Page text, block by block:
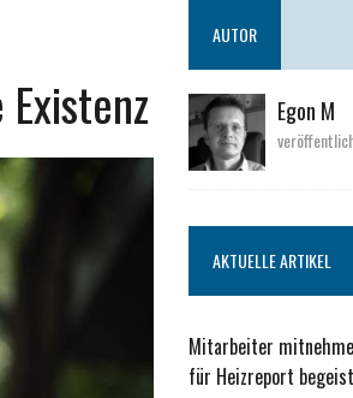
AUTOR
Egon M
AKTUELLE ARTIKEL
Mitarbeiter
für Heizreport